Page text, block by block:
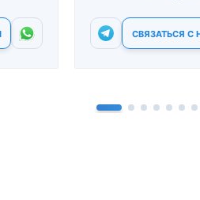
СВЯЗАТЬСЯ С